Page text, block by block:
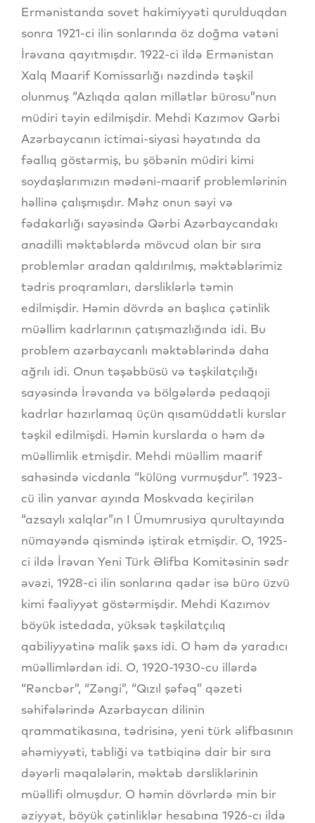
Ermənistanda sovet hakimiyyəti qurulduqdan
sonra 1921-ci ilin sonlarında öz doğma vətəni
İrəvana qayıtmışdır. 1922-ci ildə Ermənistan
Xalq Maarif Komissarlığı nəzdində təşkil
olunmuş “Azlıqda qalan millətlər bürosu”nun
müdiri təyin edilmişdir. Mehdi Kazımov Qərbi
Azərbaycanın ictimai-siyasi həyatında da
fəallıq göstərmiş, bu şöbənin müdiri kimi
soydaşlarımızın mədəni-maarif problemlərinin
həllinə çalışmışdır. Məhz onun səyi və
fədakarlığı sayəsində Qərbi Azərbaycandakı
anadilli məktəblərdə mövcud olan bir sıra
problemlər aradan qaldırılmış, məktəblərimiz
tədris proqramları, dərsliklərlə təmin
edilmişdir. Həmin dövrdə ən başlıca çətinlik
müəllim kadrlarının çatışmazlığında idi. Bu
problem azərbaycanlı məktəblərində daha
ağrılı idi. Onun təşəbbüsü və təşkilatçılığı
sayəsində İrəvanda və bölgələrdə pedaqoji
kadrlar hazırlamaq üçün qısamüddətli kurslar
təşkil edilmişdi. Həmin kurslarda o həm də
müəllimlik etmişdir. Mehdi müəllim maarif
sahəsində vicdanla “külüng vurmuşdur”. 1923-
cü ilin yanvar ayında Moskvada keçirilən
“azsaylı xalqlar”ın I Ümumrusiya qurultayında
nümayəndə qismində iştirak etmişdir. O, 1925-
ci ildə İrəvan Yeni Türk Əlifba Komitəsinin sədr
əvəzi, 1928-ci ilin sonlarına qədər isə büro üzvü
kimi fəaliyyət göstərmişdir. Mehdi Kazımov
böyük istedada, yüksək təşkilatçılıq
qabiliyyətinə malik şəxs idi. O həm də yaradıcı
müəllimlərdən idi. O, 1920-1930-cu illərdə
“Rəncbər”, “Zəngi”, “Qızıl şəfəq” qəzeti
səhifələrində Azərbaycan dilinin
qrammatikasına, tədrisinə, yeni türk əlifbasının
əhəmiyyəti, təbliği və tətbiqinə dair bir sıra
dəyərli məqalələrin, məktəb dərsliklərinin
müəllifi olmuşdur. O həmin dövrlərdə min bir
əziyyət, böyük çətinliklər hesabına 1926-cı ildə